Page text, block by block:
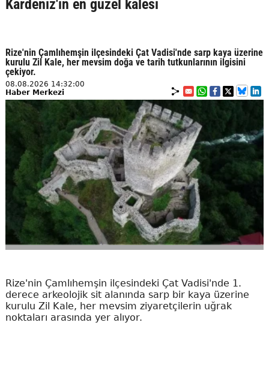
Kardeniz'in en güzel kalesi
Rize'nin Çamlıhemşin ilçesindeki Çat Vadisi'nde sarp kaya üzerine
kurulu Zil Kale, her mevsim doğa ve tarih tutkunlarının ilgisini
çekiyor.
08.08.2026 14:32:00
Haber Merkezi
Rize'nin Çamlıhemşin ilçesindeki Çat Vadisi'nde 1.
derece arkeolojik sit alanında sarp bir kaya üzerine
kurulu Zil Kale, her mevsim ziyaretçilerin uğrak
noktaları arasında yer alıyor.